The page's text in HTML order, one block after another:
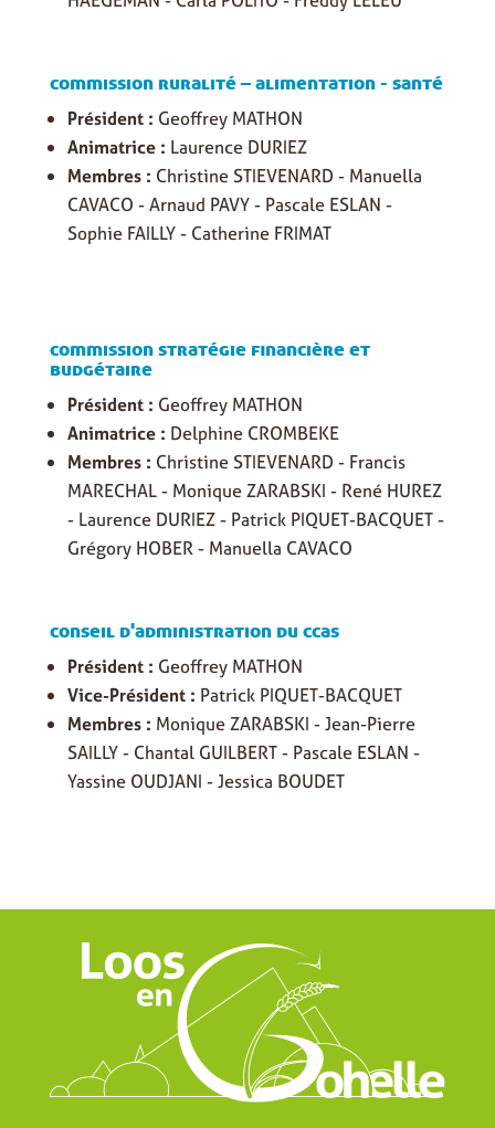
commission ruralité – alimentation - santé
Président : Geoffrey MATHON
Animatrice : Laurence DURIEZ
Membres : Christine STIEVENARD - Manuella
CAVACO - Arnaud PAVY - Pascale ESLAN -
Sophie FAILLY - Catherine FRIMAT
commission stratégie financière et
budgétaire
Président : Geoffrey MATHON
Animatrice : Delphine CROMBEKE
Membres : Christine STIEVENARD - Francis
MARECHAL - Monique ZARABSKI - René HUREZ
- Laurence DURIEZ - Patrick PIQUET-BACQUET -
Grégory HOBER - Manuella CAVACO
conseil d'administration du ccas
Président : Geoffrey MATHON
Vice-Président : Patrick PIQUET-BACQUET
Membres : Monique ZARABSKI - Jean-Pierre
SAILLY - Chantal GUILBERT - Pascale ESLAN -
Yassine OUDJANI - Jessica BOUDET